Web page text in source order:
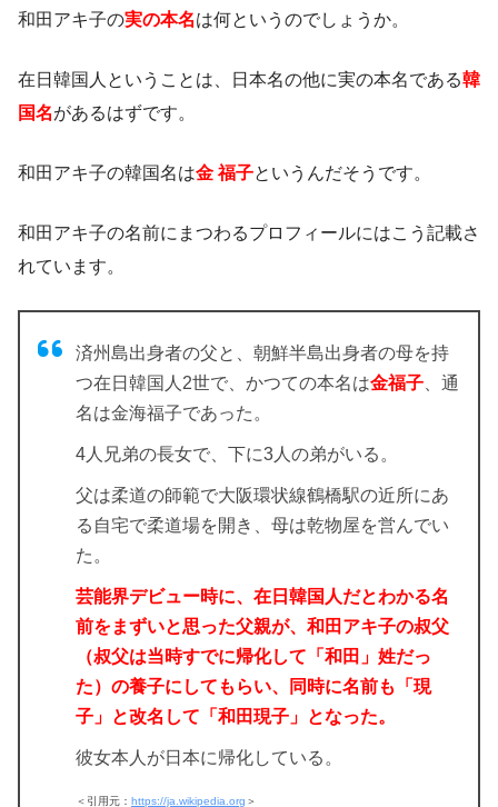
和田アキ子の実の本名は何というのでしょうか。
在日韓国人ということは、日本名の他に実の本名である韓
国名があるはずです。
和田アキ子の韓国名は金 福子というんだそうです。
和田アキ子の名前にまつわるプロフィールにはこう記載さ
れています。
済州島出身者の父と、朝鮮半島出身者の母を持
つ在日韓国人2世で、かつての本名は金福子 、通
名は金海福子であった。
4人兄弟の長女で、下に3人の弟がいる。
父は柔道の師範で大阪環状線鶴橋駅の近所にあ
る自宅で柔道場を開き、母は乾物屋を営んでい
た。
芸能界デビュー時に、在日韓国人だとわかる名
前をまずいと思った父親が、和田アキ子の叔父
（叔父は当時すでに帰化して「和田」姓だっ
た）の養子にしてもらい、同時に名前も「現
子」と改名して「和田現子」となった。
彼女本人が日本に帰化している。
＜引用元： https://ja.wikipedia.org ＞